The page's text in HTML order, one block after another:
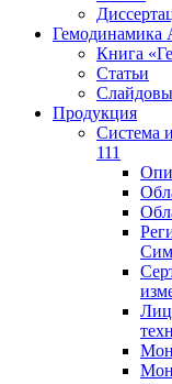
Гемодинамика
Книга
Статьи
Продукция
Система
111